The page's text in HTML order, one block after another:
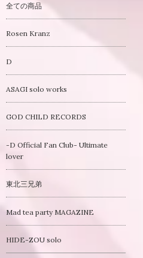
全ての商品
Rosen Kranz
D
ASAGI solo works
GOD CHILD RECORDS
-D Official Fan Club- Ultimate
lover
東北三兄弟
Mad tea party MAGAZINE
HIDE-ZOU solo